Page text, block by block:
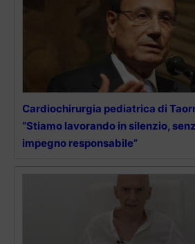
Cardiochirurgia pediatrica di
“Stiamo lavorando in silenzio,
impegno responsabile”